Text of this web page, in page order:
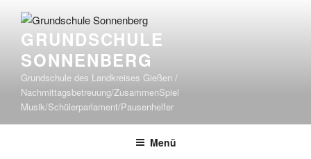
Inhalt
springenGRUNDSCHULE
SONNENBERG
Grundschule des Landkreises Gießen /
Nachmittagsbetreuung/ZusammenSpiel
Musik/Schülerparlament/Pausenhelfer
Menü